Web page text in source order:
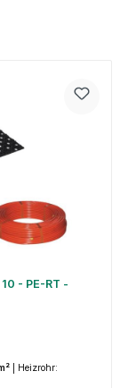
- PE-RT -
Heizrohr: